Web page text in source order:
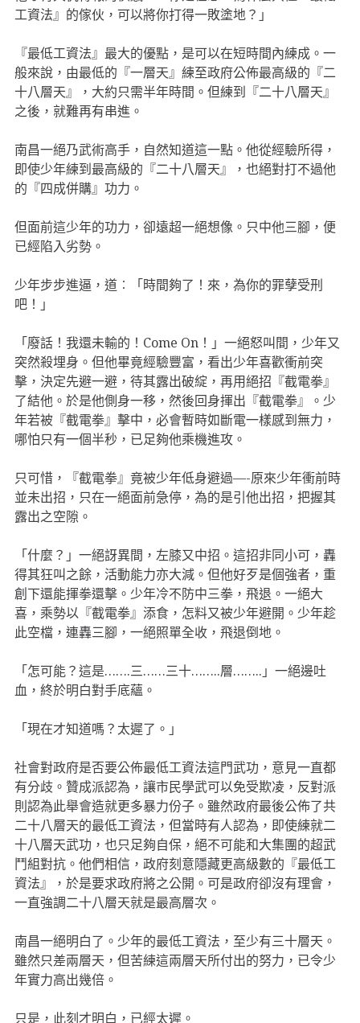
工資法』的傢伙，可以將你打得一敗塗地？」
『最低工資法』最大的優點，是可以在短時間內練成。一
般來說，由最低的『一層天』練至政府公佈最高級的『二
十八層天』，大約只需半年時間。但練到『二十八層天』
之後，就難再有串進。
南昌一絕乃武術高手，自然知道這一點。他從經驗所得，
即使少年練到最高級的『二十八層天』，也絕對打不過他
的『四成併購』功力。
但面前這少年的功力，卻遠超一絕想像。只中他三腳，便
已經陷入劣勢。
少年步步進逼，道︰「時間夠了！來，為你的罪孽受刑
吧！」
「廢話！我還未輸的！Come On！」一絕怒叫間，少年又
突然殺埋身。但他畢竟經驗豐富，看出少年喜歡衝前突
擊，決定先避一避，待其露出破綻，再用絕招『截電拳』
了結他。於是他側身一移，然後回身揮出『截電拳』。少
年若被『截電拳』擊中，必會暫時如斷電一樣感到無力，
哪怕只有一個半秒，已足夠他乘機進攻。
只可惜，『截電拳』竟被少年低身避過—-原來少年衝前時
並未出招，只在一絕面前急停，為的是引他出招，把握其
露出之空隙。
「什麼？」一絕訝異間，左膝又中招。這招非同小可，轟
得其狂叫之餘，活動能力亦大減。但他好歹是個強者，重
創下還能揮拳還擊。少年冷不防中三拳，飛退。一絕大
喜，乘勢以『截電拳』添食，怎料又被少年避開。少年趁
此空檔，連轟三腳，一絕照單全收，飛退倒地。
「怎可能？這是…….三……三十……..層……..」一絕邊吐
血，終於明白對手底蘊。
「現在才知道嗎？太遲了。」
社會對政府是否要公佈最低工資法這門武功，意見一直都
有分歧。贊成派認為，讓市民學武可以免受欺凌，反對派
則認為此舉會造就更多暴力份子。雖然政府最後公佈了共
二十八層天的最低工資法，但當時有人認為，即使練就二
十八層天武功，也只足夠自保，絕不可能和大集團的超武
鬥組對抗。他們相信，政府刻意隱藏更高級數的『最低工
資法』，於是要求政府將之公開。可是政府卻沒有理會，
一直強調二十八層天就是最高層次。
南昌一絕明白了。少年的最低工資法，至少有三十層天。
雖然只差兩層天，但苦練這兩層天所付出的努力，已令少
年實力高出幾倍。
只是，此刻才明白，已經太遲。